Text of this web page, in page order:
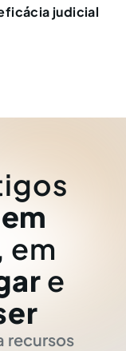
judicial
em
e
recursos